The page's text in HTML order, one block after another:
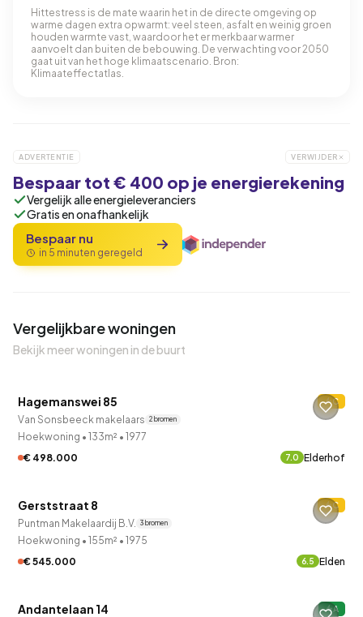
Hittestress is de mate waarin het in de directe omgeving op
warme dagen extra opwarmt: veel steen, asfalt en weinig groen
houden warmte vast, waardoor het er merkbaar warmer
aanvoelt dan buiten de bebouwing. De verwachting voor 2050
gaat uit van het hoge klimaatscenario. Bron:
Klimaateffectatlas.
ADVERTENTIE VERWIJDER
Bespaar tot € 400 op je energierekening
Vergelijk alle energieleveranciers
Gratis en onafhankelijk
Bespaar nu
in 5 minuten geregeld
Vergelijkbare woningen
Bekijk meer woningen in de buurt
Verkocht onder voorbehoud
QUICKLANE™
Hagemanswei 85 C
Van Sonsbeeck makelaars 2 bronnen
Hoekwoning • 133m² • 1977
€ 498.000
7.0 Elderhof
QUICKLANE™
Gerststraat 8 C
Puntman Makelaardij B.V. 3 bronnen
Hoekwoning • 155m² • 1975
€ 545.000
6.5 Elden
QUICKLANE™
Andantelaan 14 A